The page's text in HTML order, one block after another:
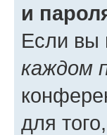
и
Если вы
каждом
для